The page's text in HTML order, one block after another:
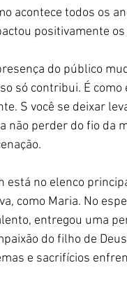
acontece todos os
positivamente
do público
só contribui. É
S você se deixar
não perder do fio da
está no elenco
como Maria. No
entregou uma
do filho de
e sacrifícios